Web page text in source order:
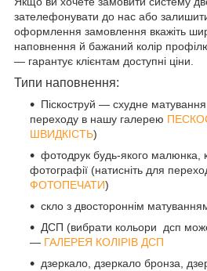
зателефонувати до нас або
оформлення замовлення вкажіть
наповнення й бажаний колір
— гарантує клієнтам доступні ціни.
Типи наповнення:
Піскоструй — схудне
переходу в нашу галерею
ШВИДКІСТЬ)
фотодрук будь-якого малюнка,
фотографії (натисніть для
ФОТОПЕЧАТИ)
скло з двостороннім
ДСП (вибрати кольори дсп
— ГАЛЕРЕЯ КОЛІРІВ ДСП
дзеркало, дзеркало бронза,